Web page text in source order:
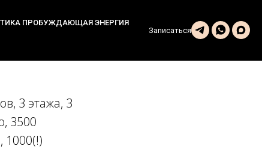
ПРОБУЖДАЮЩАЯ ЭНЕРГИЯ
Записаться
3 этажа, 3
3500
1000(!)